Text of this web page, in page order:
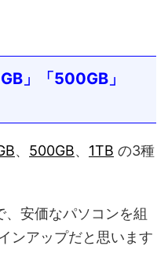
」「500GB」
、 500GB、 1TB の3種
安価なパソコンを組
ンアップだと思います